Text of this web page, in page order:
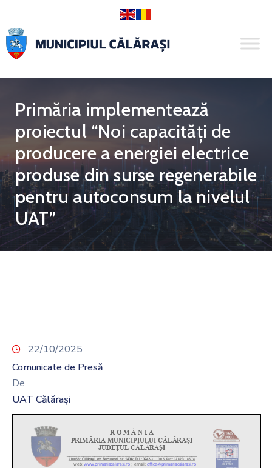
Primăria implementează
proiectul “Noi capacități de
producere a energiei electrice
produse din surse regenerabile
pentru autoconsum la nivelul
UAT”
22/10/2025
Comunicate de Presă
De
UAT Călărași